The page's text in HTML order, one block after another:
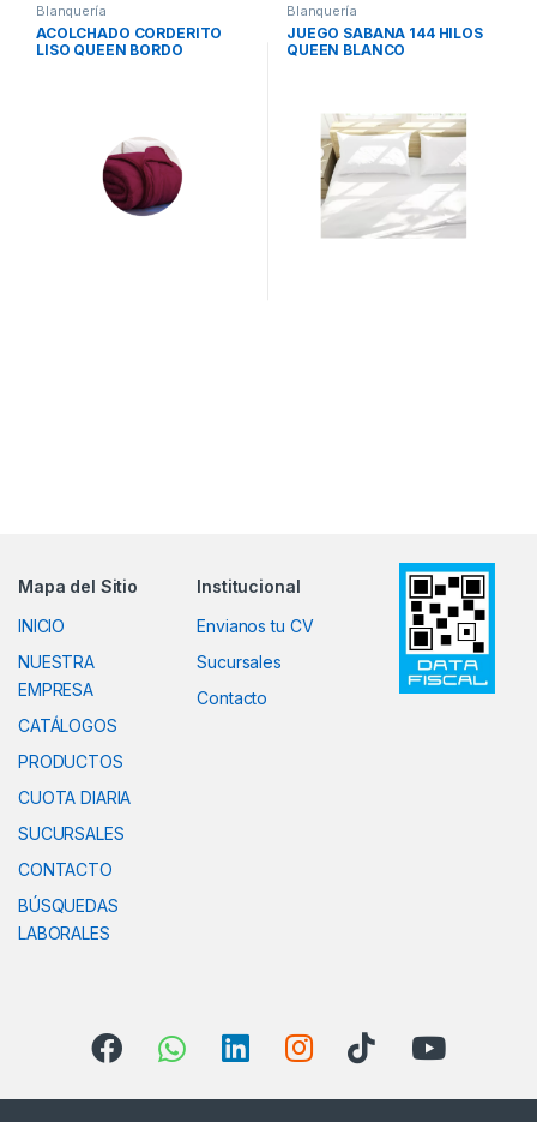
Blanquería
ACOLCHADO CORDERITO
LISO QUEEN BORDO
Blanquería
JUEGO SABANA 144 HILOS
QUEEN BLANCO
Mapa del Sitio
INICIO
NUESTRA
EMPRESA
CATÁLOGOS
PRODUCTOS
CUOTA DIARIA
SUCURSALES
CONTACTO
BÚSQUEDAS
LABORALES
Institucional
Envianos tu CV
Sucursales
Contacto